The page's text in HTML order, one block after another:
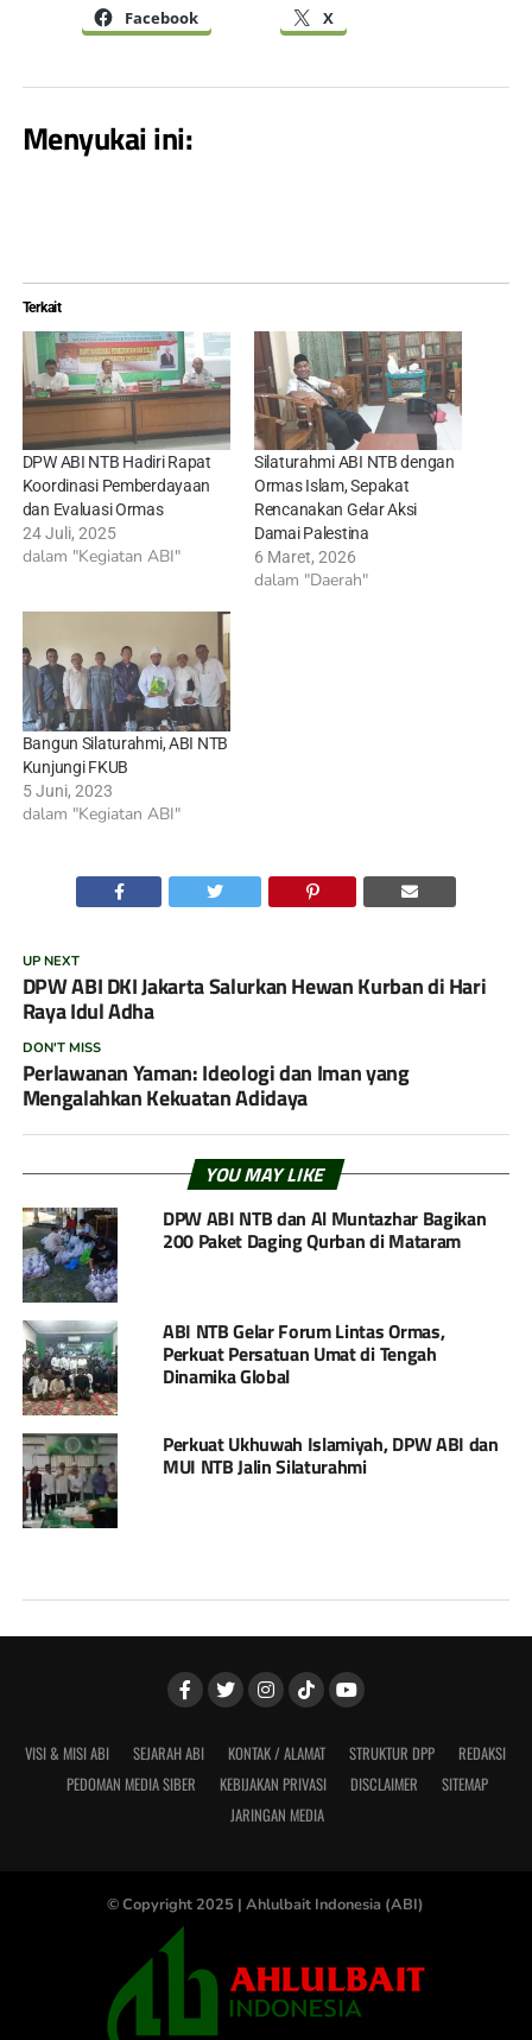
Facebook X
Menyukai ini:
Terkait
DPW ABI NTB Hadiri Rapat
Koordinasi Pemberdayaan
dan Evaluasi Ormas
24 Juli, 2025
dalam "Kegiatan ABI"
Silaturahmi ABI NTB dengan
Ormas Islam, Sepakat
Rencanakan Gelar Aksi
Damai Palestina
6 Maret, 2026
dalam "Daerah"
Bangun Silaturahmi, ABI NTB
Kunjungi FKUB
5 Juni, 2023
dalam "Kegiatan ABI"
UP NEXT
DPW ABI DKI Jakarta Salurkan Hewan Kurban di Hari
Raya Idul Adha
DON'T MISS
Perlawanan Yaman: Ideologi dan Iman yang
Mengalahkan Kekuatan Adidaya
YOU MAY LIKE
DPW ABI NTB dan Al Muntazhar Bagikan
200 Paket Daging Qurban di Mataram
ABI NTB Gelar Forum Lintas Ormas,
Perkuat Persatuan Umat di Tengah
Dinamika Global
Perkuat Ukhuwah Islamiyah, DPW ABI dan
MUI NTB Jalin Silaturahmi
VISI & MISI ABI SEJARAH ABI KONTAK / ALAMAT STRUKTUR DPP
REDAKSI
PEDOMAN MEDIA SIBER
KEBIJAKAN PRIVASI DISCLAIMER
SITEMAP
JARINGAN MEDIA
© Copyright 2025 | Ahlulbait Indonesia (ABI)